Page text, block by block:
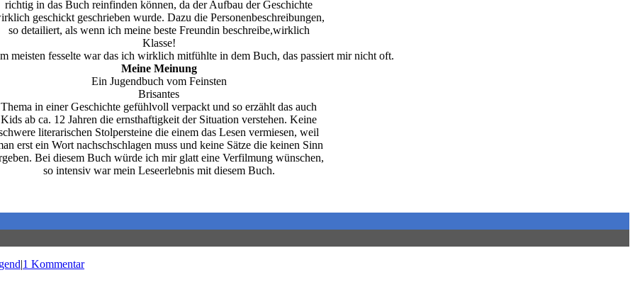
richtig in das Buch reinfinden können, da der Aufbau der Geschichte
geschickt geschrieben wurde. Dazu die Personenbeschreibungen,
so detailiert, als wenn ich meine beste Freundin beschreibe,wirklich
Klasse!
meisten fesselte war das ich wirklich mitfühlte in dem Buch, das passiert mir nicht oft.
Meine Meinung
Ein Jugendbuch vom Feinsten
Brisantes
Thema in einer Geschichte gefühlvoll verpackt und so erzählt das auch
Kids ab ca. 12 Jahren die ernsthaftigkeit der Situation verstehen. Keine
literarischen Stolpersteine die einem das Lesen vermiesen, weil
erst ein Wort nachschschlagen muss und keine Sätze die keinen Sinn
Bei diesem Buch würde ich mir glatt eine Verfilmung wünschen,
so intensiv war mein Leseerlebnis mit diesem Buch.
|1 Kommentar